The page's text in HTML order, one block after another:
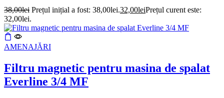
38,00lei Prețul inițial a fost: 38,00lei.32,00leiPrețul curent este:
32,00lei.
AMENAJĂRI
Filtru magnetic pentru masina de spalat
Everline 3/4 MF